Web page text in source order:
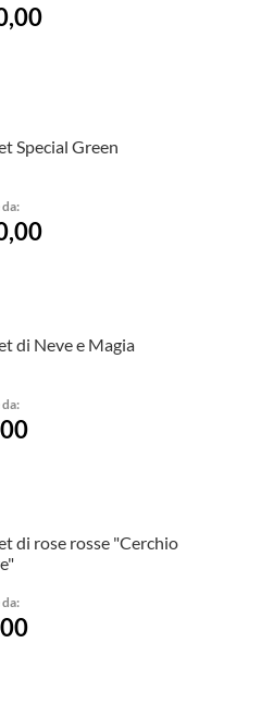
Special Green
di Neve e Magia
di rose rosse "Cerchio